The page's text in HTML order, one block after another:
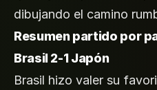
dibujando el camino
Resumen partido por
Brasil 2-1 Japón
Brasil hizo valer su